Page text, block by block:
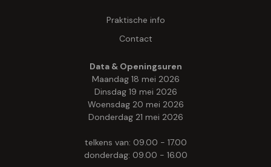
Praktische info
Contact
Data & Openingsuren
Maandag 18 mei 2026
Dinsdag 19 mei 2026
Woensdag 20 mei 2026
Donderdag 21 mei 2026
telkens van: 09.00 - 17.00
donderdag: 09.00 - 16.00